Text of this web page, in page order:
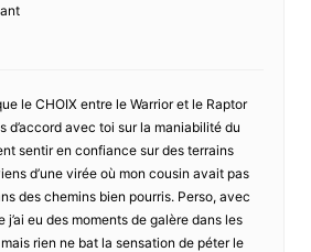
le CHOIX entre le Warrior et le Raptor
d’accord avec toi sur la maniabilité du
sentir en confiance sur des terrains
d’une virée où mon cousin avait pas
des chemins bien pourris. Perso, avec
j’ai eu des moments de galère dans les
rien ne bat la sensation de péter le